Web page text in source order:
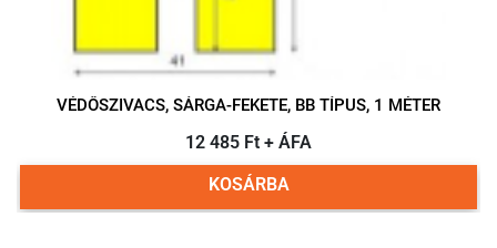
VÉDŐSZIVACS, SÁRGA-FEKETE, BB TÍPUS, 1 MÉTER
12 485 Ft + ÁFA
KOSÁRBA